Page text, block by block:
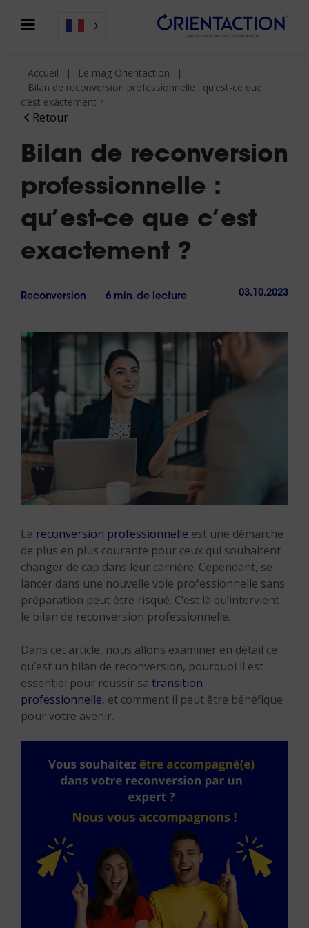
Retour
Accueil
Le mag Orientaction
Bilan de reconversion professionnelle : qu’est-ce que
c’est exactement ?
Bilan de reconversion
professionnelle :
qu’est-ce que c’est
exactement ?
Reconversion 6 min. de lecture 03.10.2023
La reconversion professionnelle est une démarche
de plus en plus courante pour ceux qui souhaitent
changer de cap dans leur carrière. Cependant, se
lancer dans une nouvelle voie professionnelle sans
préparation peut être risqué. C’est là qu’intervient
le bilan de reconversion professionnelle.
Dans cet article, nous allons examiner en détail ce
qu’est un bilan de reconversion, pourquoi il est
essentiel pour réussir sa transition
professionnelle, et comment il peut être bénéfique
pour votre avenir.